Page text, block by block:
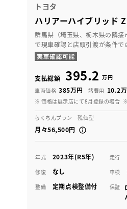
トヨタ
ハリアーハイブリッド Z
群馬県（埼玉県、栃木県の隣
で現車確認と店頭引渡が条件で
支払総額 395.2 万円
車両価格 385万円 諸費用 10.2
※ 価格は展示店にて8月登録の場合
らくちんプラン 残価型
月々56,500円
年式 2023年(R5年) 走行
修復 なし 車検
整備 定期点検整備付 保証